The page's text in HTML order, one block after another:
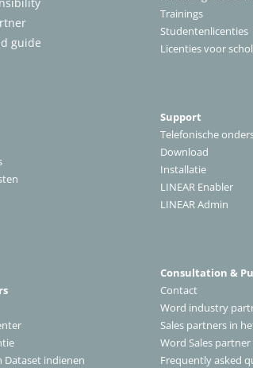
guide
Dataset indienen
Trainings
Studentenlicenties
Licenties voor
Support
Telefonische
Download
Installatie
LINEAR Enabler
LINEAR Admin
Consultation &
Contact
Word industry
Sales partners in
Word Sales partner
Frequently asked